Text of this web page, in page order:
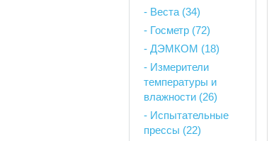
- Веста (34)
- Госметр (72)
- ДЭМКОМ (18)
- Измерители
температуры и
влажности (26)
- Испытательные
прессы (22)